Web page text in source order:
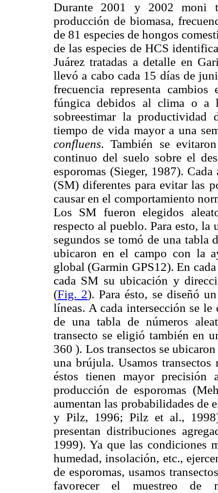
Durante 2001 y 2002 moni
producción de biomasa,
de 81 especies de hongos
de las especies de HCS
Juárez tratadas a detalle en
llevó a cabo cada 15 días de
frecuencia representa
fúngica debidos al clima o a
sobreestimar la productividad
tiempo de vida mayor a una
confluens.También se
continuo del suelo sobre el
esporomas (Sieger, 1987).
(SM) diferentes para evitar las
causar en el comportamiento
Los SM fueron elegidos
respecto al pueblo. Para esto,
segundos se tomó de una tabla
ubicaron en el campo con la
global (Garmin GPS12). En
cada SM su ubicación y
(Fig. 2). Para ésto, se diseñó
líneas. A cada intersección se
de una tabla de números
transecto se eligió también en
360 ). Los transectos se
una brújula. Usamos transectos
éstos tienen mayor precisión
producción de esporomas
aumentan las probabilidades de
y Pilz, 1996; Pilz et al.,
presentan distribuciones
1999). Ya que las condiciones
humedad, insolación, etc.,
de esporomas, usamos
favorecer el muestreo de